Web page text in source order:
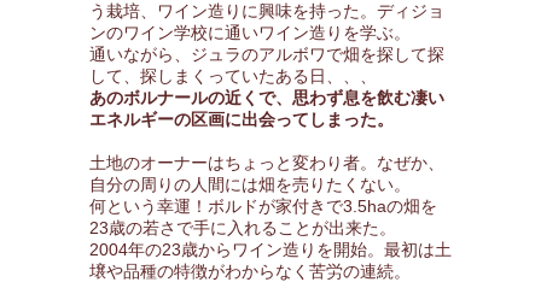
う栽培、ワイン造りに興味を持った。ディジョ
ンのワイン学校に通いワイン造りを学ぶ。
通いながら、ジュラのアルボワで畑を探して探
して、探しまくっていたある日、、、
あのボルナールの近くで、思わず息を飲む凄い
エネルギーの区画に出会ってしまった。
土地のオーナーはちょっと変わり者。なぜか、
自分の周りの人間には畑を売りたくない。
何という幸運！ボルドが家付きで3.5haの畑を
23歳の若さで手に入れることが出来た。
2004年の23歳からワイン造りを開始。最初は土
壌や品種の特徴がわからなく苦労の連続。